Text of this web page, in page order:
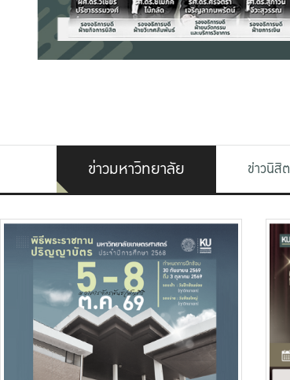
ข่าวมหาวิทยาลัย ข่าวนิสิต